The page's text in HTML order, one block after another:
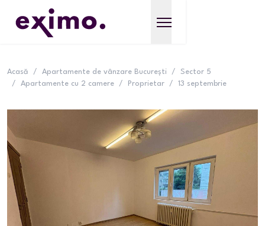
Acasă / Apartamente de vânzare București /
Sector 5
/
Apartamente cu 2 camere / Proprietar / 13 septembrie